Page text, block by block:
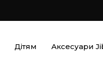
Дітям Аксесуари